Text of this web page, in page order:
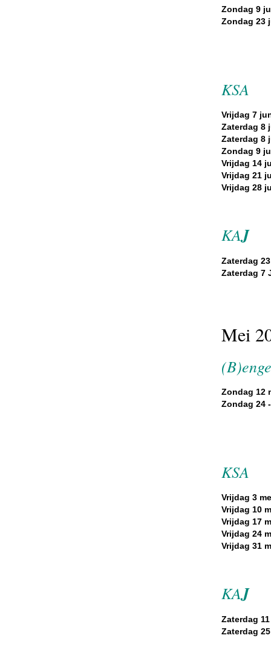
Zondag 9
Zondag 23
KSA
Vrijdag 7
Zaterdag 8
Zaterdag 8
Zondag 9
Vrijdag 14
Vrijdag 21
Vrijdag 28
KAJ
Zaterdag
Zaterdag 7
Mei
Zondag 12
Zondag 24
KSA
Vrijdag 3
Vrijdag 10
Vrijdag 17
Vrijdag 24
Vrijdag 31
KAJ
Zaterdag
Zaterdag